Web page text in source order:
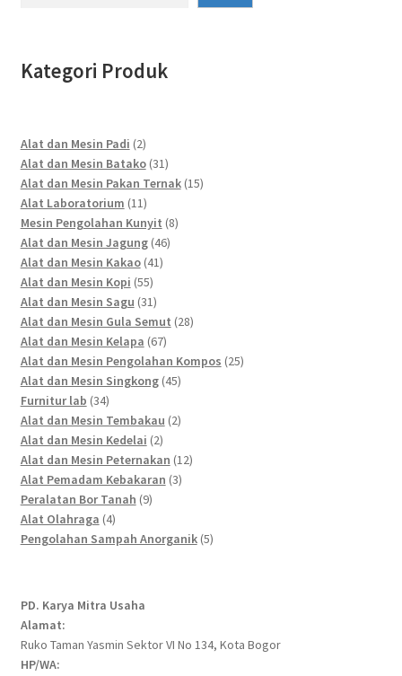
Kategori Produk
Alat dan Mesin Padi 22
products
Alat dan Mesin Batako 3131
products
Alat dan Mesin Pakan Ternak 1515
Alat Laboratorium 1111
products
Mesin Pengolahan Kunyit 88
Alat dan Mesin Jagung 4646
Alat dan Mesin Kakao 4141
Alat dan Mesin Kopi 5555
products
Alat dan Mesin Sagu 3131
products
Alat dan Mesin Gula Semut 2828
Alat dan Mesin Kelapa 6767
products
Alat dan Mesin Pengolahan Kompos 2525
Alat dan Mesin Singkong 4545
Furnitur lab 3434
products
Alat dan Mesin Tembakau 22
Alat dan Mesin Kedelai 22
products
Alat dan Mesin Peternakan 1212
Alat Pemadam Kebakaran 33
Peralatan Bor Tanah 99
Alat Olahraga 44
products
Pengolahan Sampah Anorganik 55
PD. Karya Mitra Usaha
Alamat:
Ruko Taman Yasmin Sektor VI No 134, Kota Bogor
HP/WA: